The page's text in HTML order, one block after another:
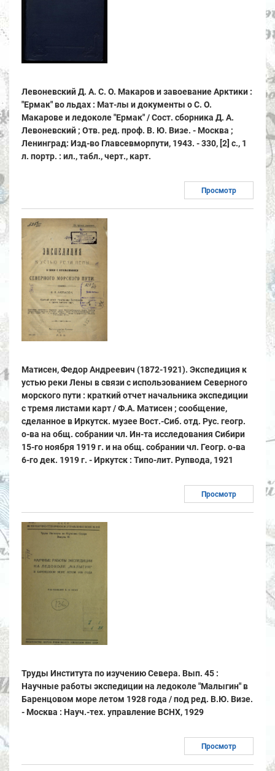
Левоневский Д. А. С. О. Макаров и завоевание Арктики :
"Ермак" во льдах : Мат-лы и документы о С. О.
Макарове и ледоколе "Ермак" / Сост. сборника Д. А.
Левоневский ; Отв. ред. проф. В. Ю. Визе. - Москва ;
Ленинград: Изд-во Главсевморпути, 1943. - 330, [2] с., 1
л. портр. : ил., табл., черт., карт.
Просмотр
Матисен, Федор Андреевич (1872-1921). Экспедиция к
устью реки Лены в связи с использованием Северного
морского пути : краткий отчет начальника экспедиции
с тремя листами карт / Ф.А. Матисен ; сообщение,
сделанное в Иркутск. музее Вост.-Сиб. отд. Рус. геогр.
о-ва на общ. собрании чл. Ин-та исследования Сибири
15-го ноября 1919 г. и на общ. собрании чл. Геогр. о-ва
6-го дек. 1919 г. - Иркутск : Типо-лит. Рупвода, 1921
Просмотр
Труды Института по изучению Севера. Вып. 45 :
Научные работы экспедиции на ледоколе "Малыгин" в
Баренцовом море летом 1928 года / под ред. В.Ю. Визе.
- Москва : Науч.-тех. управление ВСНХ, 1929
Просмотр